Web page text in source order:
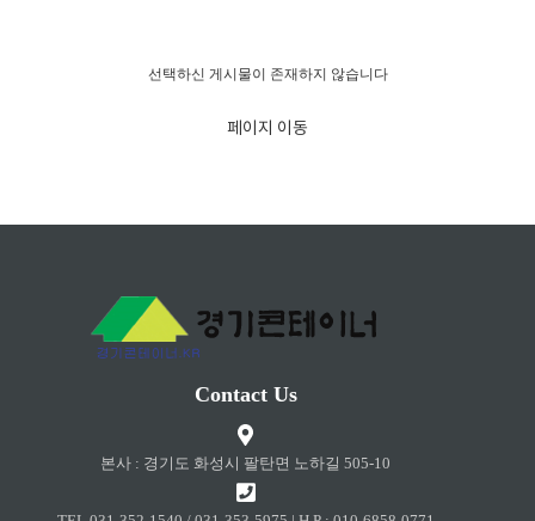
선택하신 게시물이 존재하지 않습니다
페이지 이동
Contact Us
본사 : 경기도 화성시 팔탄면 노하길 505-10